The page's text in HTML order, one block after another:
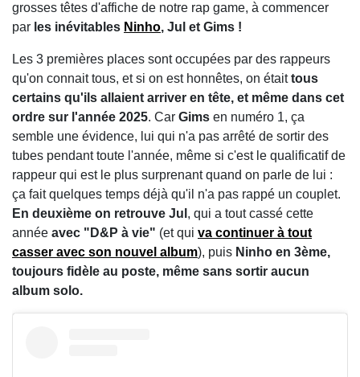
grosses têtes d'affiche de notre rap game, à commencer
par les inévitables Ninho, Jul et Gims !
Les 3 premières places sont occupées par des rappeurs
qu'on connait tous, et si on est honnêtes, on étaittous
certains qu'ils allaient arriver en tête, et même dans cet
ordre sur l'année 2025. Car Gims en numéro 1, ça
semble une évidence, lui qui n'a pas arrêté de sortir des
tubes pendant toute l'année, même si c'est le qualificatif de
rappeur qui est le plus surprenant quand on parle de lui :
ça fait quelques temps déjà qu'il n'a pas rappé un couplet.
En deuxième on retrouve Jul , qui a tout cassé cette
année avec "D&P à vie" (et qui va continuer à tout
casser avec son nouvel album), puis Ninho en 3ème,
toujours fidèle au poste, même sans sortir aucun
album solo.